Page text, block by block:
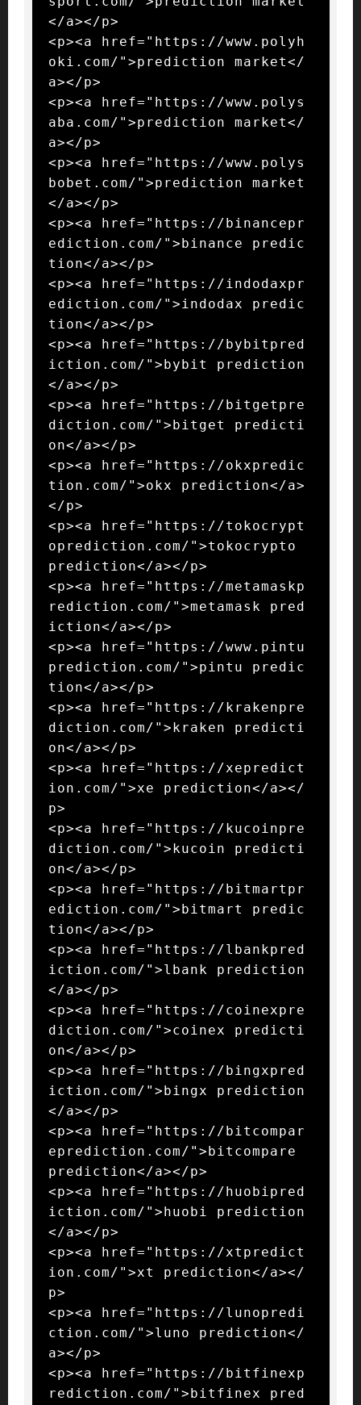
</a></p>
<p><a href="https://www.polyh
oki.com/">prediction market</
a></p>
<p><a href="https://www.polys
aba.com/">prediction market</
a></p>
<p><a href="https://www.polys
bobet.com/">prediction market
</a></p>
<p><a href="https://binancepr
ediction.com/">binance predic
tion</a></p>
<p><a href="https://indodaxpr
ediction.com/">indodax predic
tion</a></p>
<p><a href="https://bybitpred
iction.com/">bybit prediction
</a></p>
<p><a href="https://bitgetpre
diction.com/">bitget predicti
on</a></p>
<p><a href="https://okxpredic
tion.com/">okx prediction</a>
</p>
<p><a href="https://tokocrypt
oprediction.com/">tokocrypto
prediction</a></p>
<p><a href="https://metamaskp
rediction.com/">metamask pred
iction</a></p>
<p><a href="https://www.pintu
prediction.com/">pintu predic
tion</a></p>
<p><a href="https://krakenpre
diction.com/">kraken predicti
on</a></p>
<p><a href="https://xepredict
ion.com/">xe prediction</a></
p>
<p><a href="https://kucoinpre
diction.com/">kucoin predicti
on</a></p>
<p><a href="https://bitmartpr
ediction.com/">bitmart predic
tion</a></p>
<p><a href="https://lbankpred
iction.com/">lbank prediction
</a></p>
<p><a href="https://coinexpre
diction.com/">coinex predicti
on</a></p>
<p><a href="https://bingxpred
iction.com/">bingx prediction
</a></p>
<p><a href="https://bitcompar
eprediction.com/">bitcompare
prediction</a></p>
<p><a href="https://huobipred
iction.com/">huobi prediction
</a></p>
<p><a href="https://xtpredict
ion.com/">xt prediction</a></
p>
<p><a href="https://lunopredi
ction.com/">luno prediction</
a></p>
<p><a href="https://bitfinexp
rediction.com/">bitfinex pred